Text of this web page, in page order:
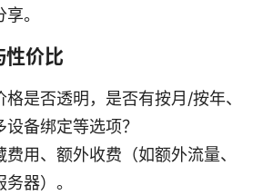
。
性价比
是否透明，是否有按月/按年、
备绑定等选项？
用、额外收费（如额外流量、
器）。